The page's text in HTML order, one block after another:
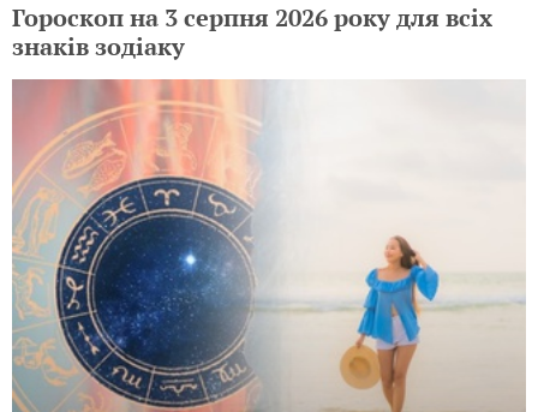
Гороскоп на 3 серпня 2026 року для всіх
знаків зодіаку